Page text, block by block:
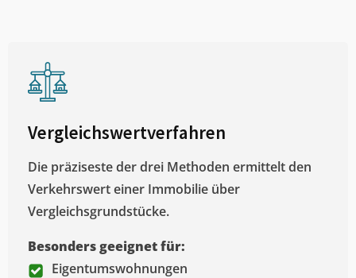
Vergleichswertverfahren
Die präziseste der drei Methoden ermittelt den
Verkehrswert einer Immobilie über
Vergleichsgrundstücke.
Besonders geeignet für:
Eigentumswohnungen